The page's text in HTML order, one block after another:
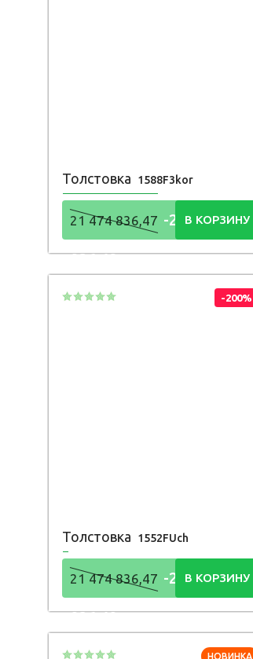
Толстовка 1588F3kor
21 474 836,47 -21 474
836,48Р
В КОРЗИНУ
-200%
Толстовка 1552FUch
21 474 836,47 -21 474
836,48Р
В КОРЗИНУ
НОВИНКА